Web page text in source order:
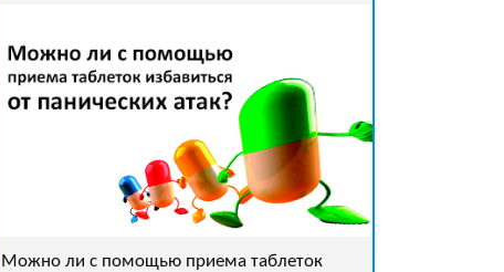
Можно ли с помощью приема таблеток